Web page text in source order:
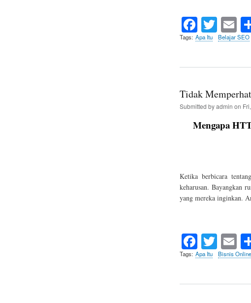
Fa
ce
ok
T
wi
r
E
m
Tags Apa Itu Belajar SEO
Tidak
Submitted byadmin on
Mengapa
Ketika berbicara
keharusan. Bayangkan
yang mereka inginkan.
Fa
ce
ok
T
wi
r
E
m
Tags Apa Itu Bisnis Online